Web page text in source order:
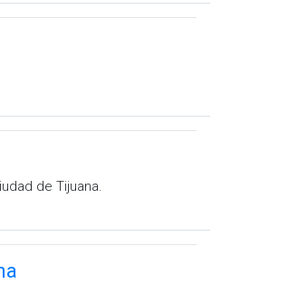
de Tijuana.